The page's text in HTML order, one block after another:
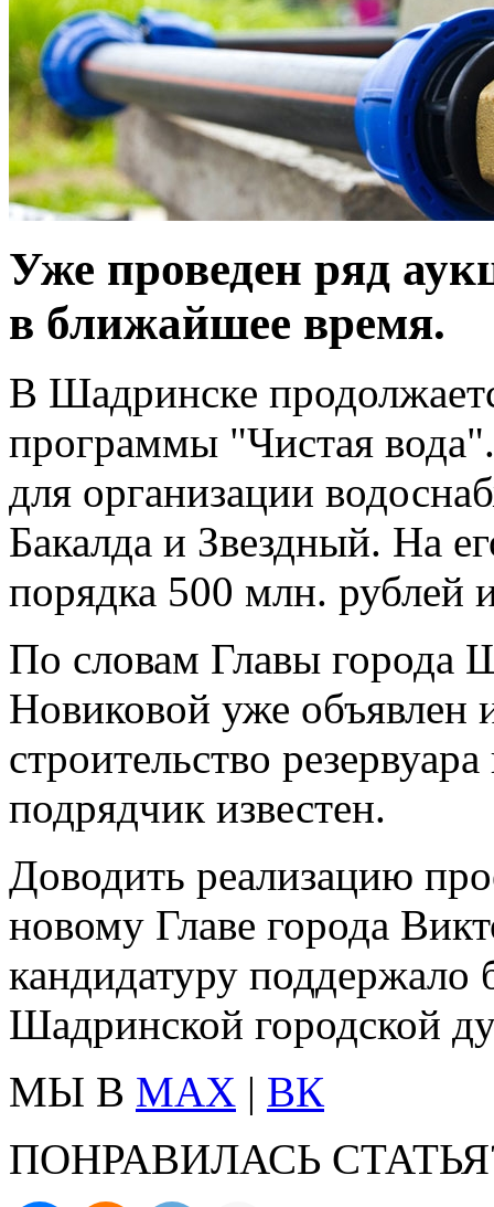
Уже проведен ряд
в ближайшее время.
В Шадринске
программы "Чистая
для организации
Бакалда и Звездный. На
порядка 500 млн. рублей
По словам Главы
Новиковой уже объявлен
строительство
подрядчик известен.
Доводить реализацию
новому Главе города
кандидатуру поддержало
Шадринской городской
МЫ В MAX | ВК
ПОНРАВИЛАСЬ